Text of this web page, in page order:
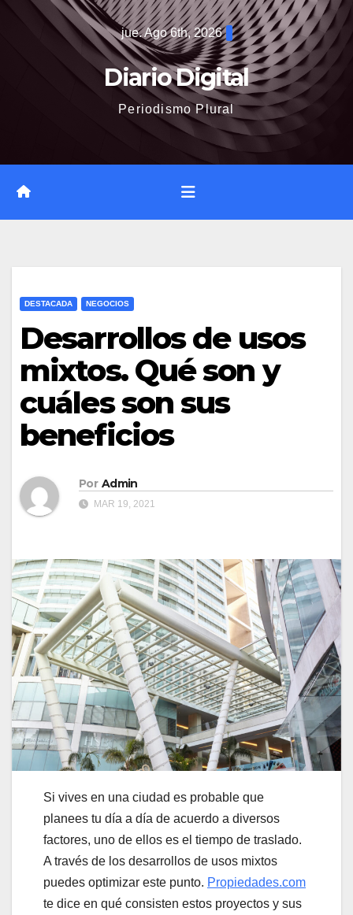
jue. Ago 6th, 2026
Diario Digital
Periodismo Plural
DESTACADA NEGOCIOS
Desarrollos de usos
mixtos. Qué son y
cuáles son sus
beneficios
Por Admin
MAR 19, 2021
Si vives en una ciudad es probable que
planees tu día a día de acuerdo a diversos
factores, uno de ellos es el tiempo de traslado.
A través de los desarrollos de usos mixtos
puedes optimizar este punto. Propiedades.com
te dice en qué consisten estos proyectos y sus